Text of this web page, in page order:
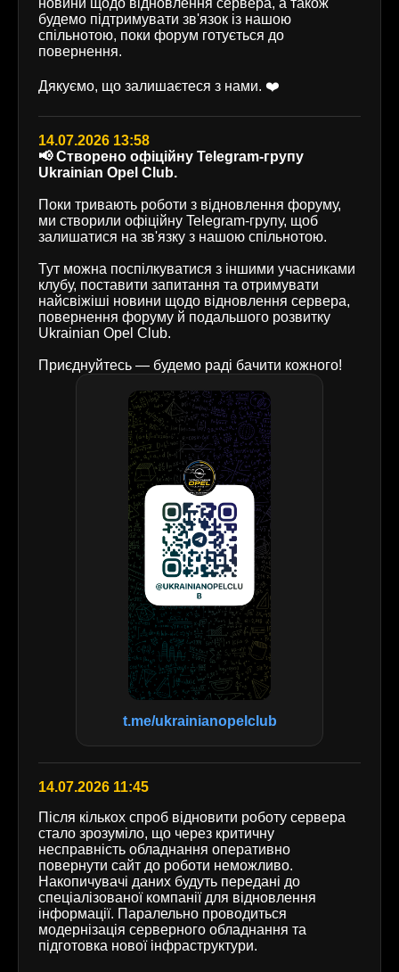
новини щодо відновлення сервера, а також
будемо підтримувати зв'язок із нашою
спільнотою, поки форум готується до
повернення.
Дякуємо, що залишаєтеся з нами. ❤️
14.07.2026 13:58
📢 Створено офіційну Telegram-групу
Ukrainian Opel Club.
Поки тривають роботи з відновлення форуму,
ми створили офіційну Telegram-групу, щоб
залишатися на зв'язку з нашою спільнотою.
Тут можна поспілкуватися з іншими учасниками
клубу, поставити запитання та отримувати
найсвіжіші новини щодо відновлення сервера,
повернення форуму й подальшого розвитку
Ukrainian Opel Club.
Приєднуйтесь — будемо раді бачити кожного!
t.me/ukrainianopelclub
14.07.2026 11:45
Після кількох спроб відновити роботу сервера
стало зрозуміло, що через критичну
несправність обладнання оперативно
повернути сайт до роботи неможливо.
Накопичувачі даних будуть передані до
спеціалізованої компанії для відновлення
інформації. Паралельно проводиться
модернізація серверного обладнання та
підготовка нової інфраструктури.